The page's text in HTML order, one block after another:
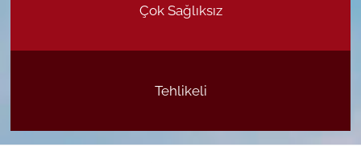
Çok Sağlıksız
Tehlikeli